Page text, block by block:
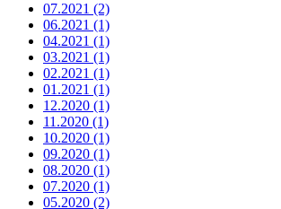
07.2021 (2)
06.2021 (1)
04.2021 (1)
03.2021 (1)
02.2021 (1)
01.2021 (1)
12.2020 (1)
11.2020 (1)
10.2020 (1)
09.2020 (1)
08.2020 (1)
07.2020 (1)
05.2020 (2)